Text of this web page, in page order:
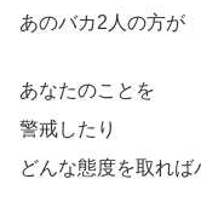
あのバカ2人の方が
あなたのことを
警戒したり
どんな態度を取れば